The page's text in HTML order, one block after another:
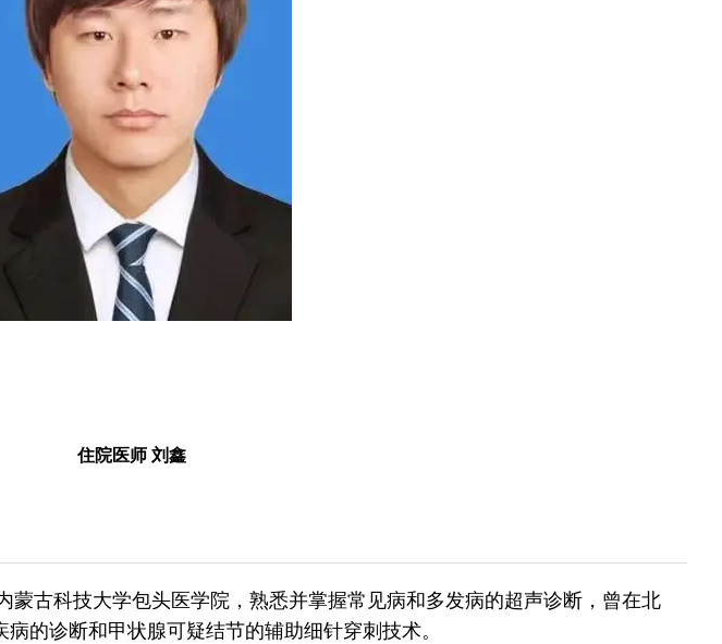
住院医师 刘鑫
古科技大学包头医学院，熟悉并掌握常见病和多发病的超声诊断，曾在北
的诊断和甲状腺可疑结节的辅助细针穿刺技术。